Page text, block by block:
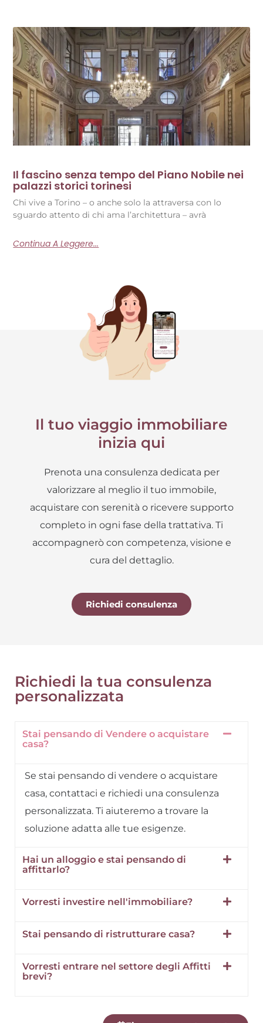
Il fascino senza tempo del Piano Nobile nei
palazzi storici torinesi
Chi vive a Torino – o anche solo la attraversa con lo
sguardo attento di chi ama l’architettura – avrà
Continua A Leggere...
Il tuo viaggio immobiliare
inizia qui
Prenota una consulenza dedicata per
valorizzare al meglio il tuo immobile,
acquistare con serenità o ricevere supporto
completo in ogni fase della trattativa. Ti
accompagnerò con competenza, visione e
cura del dettaglio.
Richiedi consulenza
Richiedi la tua consulenza
personalizzata
Stai pensando di Vendere o acquistare
casa?
Se stai pensando di vendere o acquistare
casa, contattaci e richiedi una consulenza
personalizzata. Ti aiuteremo a trovare la
soluzione adatta alle tue esigenze.
Hai un alloggio e stai pensando di
affittarlo?
Vorresti investire nell'immobiliare?
Stai pensando di ristrutturare casa?
Vorresti entrare nel settore degli Affitti
brevi?